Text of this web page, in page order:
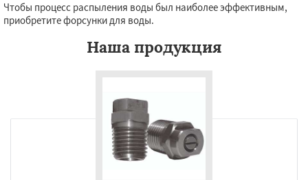
Чтобы процесс распыления воды был наиболее эффективным,
приобретите форсунки для воды.
Наша продукция